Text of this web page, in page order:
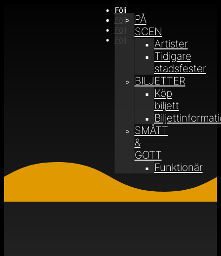
Följ
Följ
Följ
Följ
PÅ
SCEN
Artister
Tidigare
stadsfester
BILJETTER
Köp
biljett
SMÅTT
&
GOTT
Funktionär